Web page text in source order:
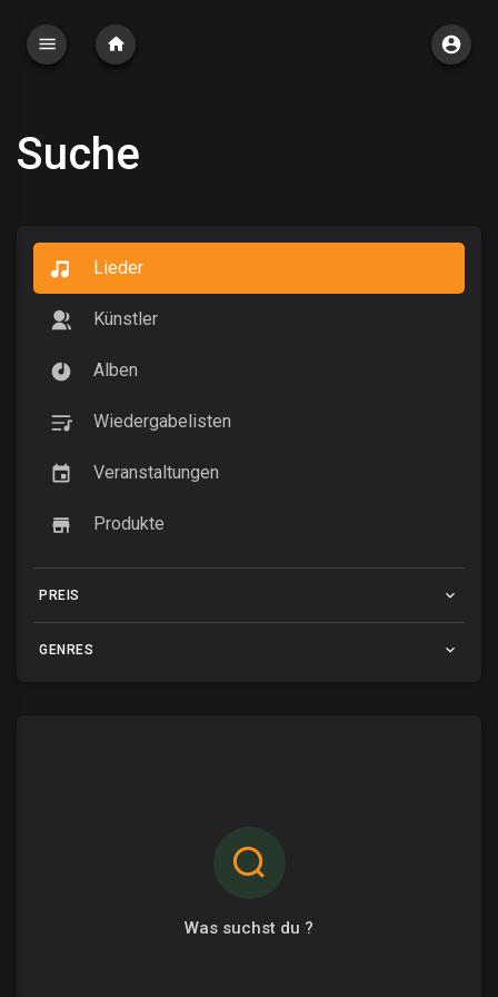
Suche
Lieder
Künstler
Alben
Wiedergabelisten
Veranstaltungen
Produkte
PREIS
GENRES
Was suchst du ?